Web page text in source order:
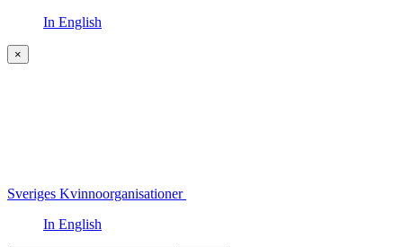
In English
×
Sveriges Kvinnoorganisationer
In English